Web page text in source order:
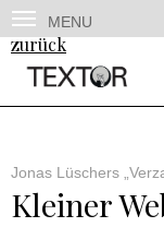
MENU
zurück
Jonas Lüschers
Kleiner